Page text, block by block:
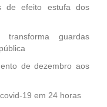
de efeito estufa dos
guardas
de dezembro aos
19 em 24 horas